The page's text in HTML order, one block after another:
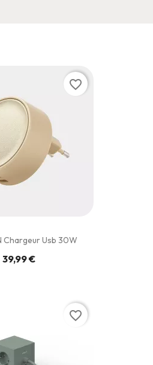
Chargeur Usb 30W
39,99 €
favorite_border
favorite_border